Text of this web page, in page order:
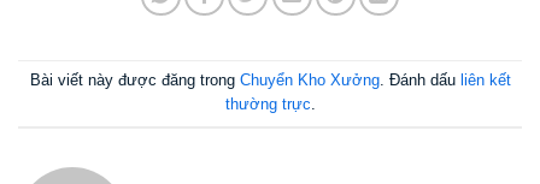
Bài viết này được đăng trong Chuyển Kho Xưởng. Đánh dấu liên kết
thường trực.